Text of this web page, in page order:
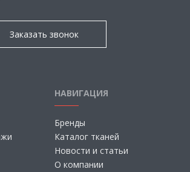
Заказать звонок
НАВИГАЦИЯ
Бренды
Каталог тканей
Новости и статьи
О компании